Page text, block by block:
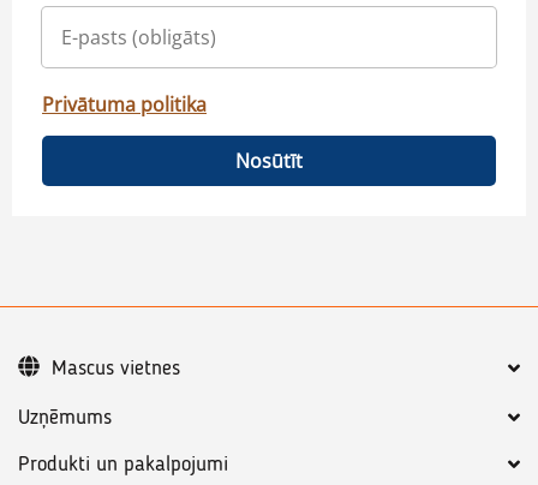
Privātuma politika
Nosūtīt
Uzņēmums
Produkti un pakalpojumi
Mascus vietnes